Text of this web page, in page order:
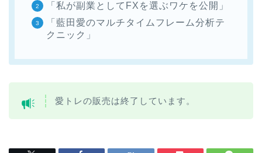
「私が副業としてFXを選ぶワケを公開」
「藍田愛のマルチタイムフレーム分析テ
クニック」
愛トレの販売は終了しています。